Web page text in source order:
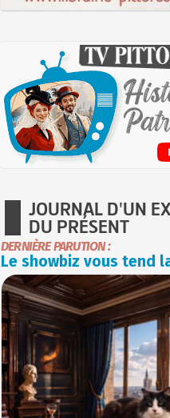
JOURNAL D'UN
DU PRÉSENT
DERNIÈRE PARUTION :
Le showbiz vous tend